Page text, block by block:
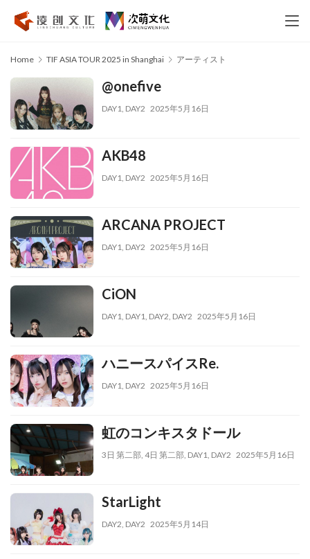
Home TIF ASIA TOUR 2025 in Shanghai アーティスト
@onefive
DAY1, DAY2 2025年5月16日
AKB48
DAY1, DAY2 2025年5月16日
ARCANA PROJECT
DAY1, DAY2 2025年5月16日
CiON
DAY1, DAY1, DAY2, DAY2 2025年5月16日
ハニースパイスRe.
DAY1, DAY2 2025年5月16日
虹のコンキスタドール
3日 第二部, 4日 第二部, DAY1, DAY2 2025年5月16日
StarLight
DAY2, DAY2 2025年5月14日